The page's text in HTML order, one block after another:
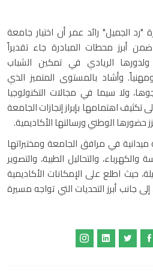
الجميل" رائد عمر أن اختيار جامعة
أبرز محطات المبادرة جاء تقديراً
ولدورها الريادي في تمكين الشباب
وأشاد بالمستوى المتميز الذي
ولا سيما في مجالات التكنولوجيا
تكثيف اهتمامها بإبراز إنجازات الجامعة
حضورها الوطني ورسالتها الأكاديمية.
في مرافق الجامعة ومختبراتها
والتحاليل الطبية، والتصوير
حيث اطلع على الإمكانات الأكاديمية
جانب أبرز التحديات التي تواجه مسيرة